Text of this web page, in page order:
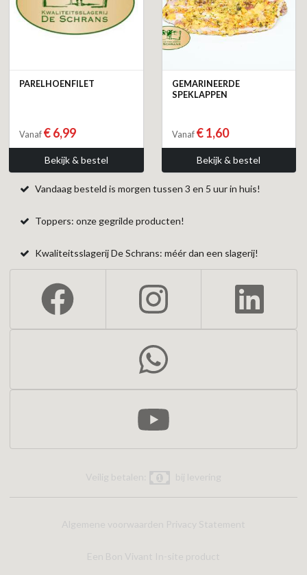
PARELHOENFILET
Vanaf € 6,99
Bekijk & bestel
GEMARINEERDE
SPEKLAPPEN
Vanaf € 1,60
Bekijk & bestel
Vandaag besteld is morgen tussen 3 en 5 uur in huis!
Toppers: onze gegrilde producten!
Kwaliteitsslagerij De Schrans: méér dan een slagerij!